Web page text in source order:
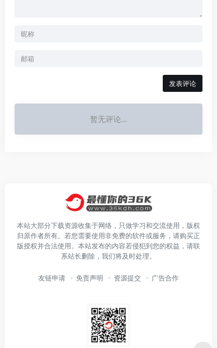
发表评论
暂无评论...
本站大部分下载资源收集于网络，只做学习和交流使用，版权
归原作者所有。若您需要使用非免费的软件或服务，请购买正
版授权并合法使用。本站发布的内容若侵犯到您的权益，请联
系站长删除，我们将及时处理。
友链申请 免责声明 资源提交 广告合作